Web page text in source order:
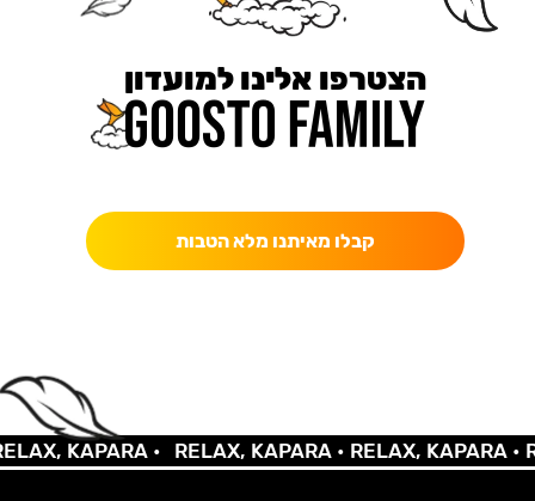
הצטרפו אלינו למועדון
קבלו מאיתנו מלא הטבות
KAPARA • RELAX, KAPARA •RELAX, KAPARA •